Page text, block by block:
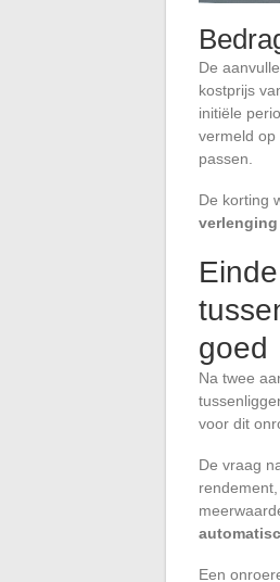
De
kostprijs
initiële
vermeld op
passen.
De korting
goed
Na twee
voor dit
De vraag
Een